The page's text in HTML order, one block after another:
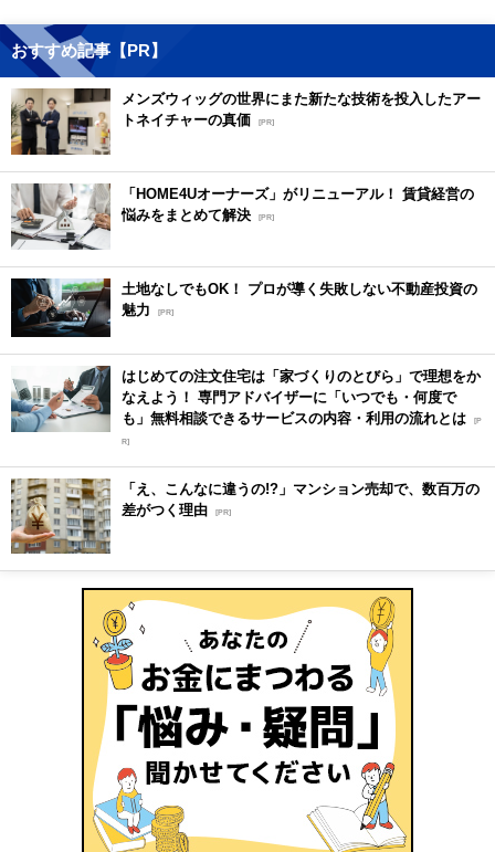
おすすめ記事【PR】
メンズウィッグの世界にまた新たな技術を投入したアー
トネイチャーの真価 [PR]
「HOME4Uオーナーズ」がリニューアル！ 賃貸経営の
悩みをまとめて解決 [PR]
土地なしでもOK！ プロが導く失敗しない不動産投資の
魅力
[PR]
はじめての注文住宅は「家づくりのとびら」で理想をか
なえよう！ 専門アドバイザーに「いつでも・何度で
も」無料相談できるサービスの内容・利用の流れとは [P
R]
「え、こんなに違うの!?」マンション売却で、数百万の
差がつく理由 [PR]